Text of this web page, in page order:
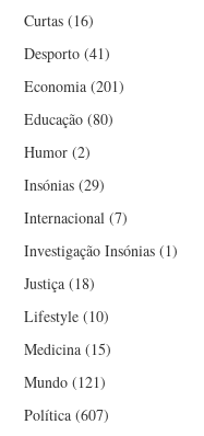
Curtas (16)
Desporto (41)
Economia (201)
Educação (80)
Humor (2)
Insónias (29)
Internacional (7)
Investigação Insónias (1)
Justiça (18)
Lifestyle (10)
Medicina (15)
Mundo (121)
Política (607)